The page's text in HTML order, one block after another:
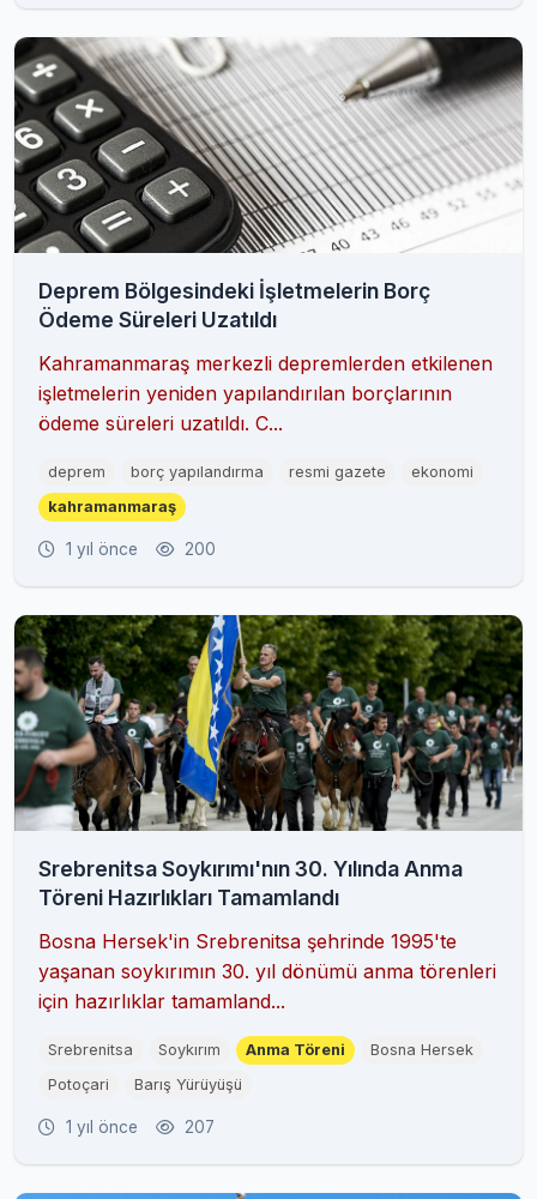
Deprem Bölgesindeki İşletmelerin Borç
Ödeme Süreleri Uzatıldı
Kahramanmaraş merkezli depremlerden etkilenen
işletmelerin yeniden yapılandırılan borçlarının
ödeme süreleri uzatıldı. C...
deprem borç yapılandırma resmi gazete
ekonomi
kahramanmaraş
1 yıl önce 200
Srebrenitsa Soykırımı'nın 30. Yılında Anma
Töreni Hazırlıkları Tamamlandı
Bosna Hersek'in Srebrenitsa şehrinde 1995'te
yaşanan soykırımın 30. yıl dönümü anma törenleri
için hazırlıklar tamamland...
Srebrenitsa Soykırım Anma Töreni
Bosna Hersek
Potoçari
Barış Yürüyüşü
1 yıl önce 207